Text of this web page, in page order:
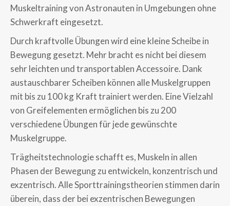
Muskeltraining von Astronauten in Umgebungen ohne
Schwerkraft eingesetzt.
Durch kraftvolle Übungen wird eine kleine Scheibe in
Bewegung gesetzt. Mehr bracht es nicht bei diesem
sehr leichten und transportablen Accessoire. Dank
austauschbarer Scheiben können alle Muskelgruppen
mit bis zu 100 kg Kraft trainiert werden. Eine Vielzahl
von Greifelementen ermöglichen bis zu 200
verschiedene Übungen für jede gewünschte
Muskelgruppe.
Trägheitstechnologie schafft es, Muskeln in allen
Phasen der Bewegung zu entwickeln, konzentrisch und
exzentrisch. Alle Sporttrainingstheorien stimmen darin
überein, dass der bei exzentrischen Bewegungen